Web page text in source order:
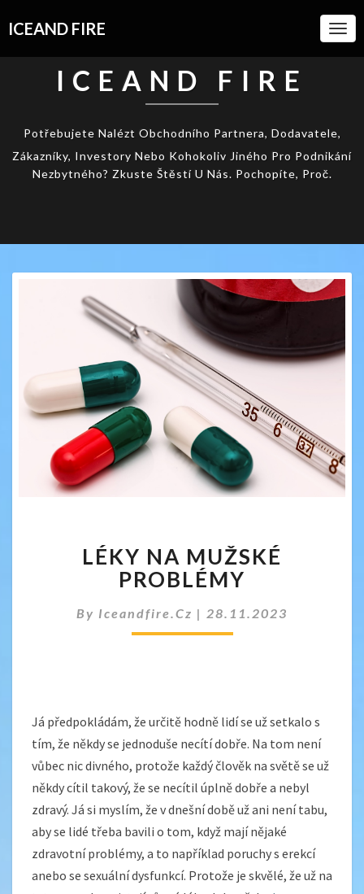
ICEAND FIRE
ICEAND FIRE
Potřebujete Nalézt Obchodního Partnera, Dodavatele,
Zákazníky, Investory Nebo Kohokoliv Jiného Pro Podnikání
Nezbytného? Zkuste Štěstí U Nás. Pochopíte, Proč.
NA
MUŽSKÉ
PROBLÉMY
LÉKY NA MUŽSKÉ
PROBLÉMY
By Iceandfire.cz | 28.11.2023
Já předpokládám, že určitě hodně lidí se už setkalo s
tím, že někdy se jednoduše necítí dobře. Na tom není
vůbec nic divného, protože každý člověk na světě se už
někdy cítil takový, že se necítil úplně dobře a nebyl
zdravý. Já si myslím, že v dnešní době už ani není tabu,
aby se lidé třeba bavili o tom, když mají nějaké
zdravotní problémy, a to například poruchy s erekcí
anebo se sexuální dysfunkcí. Protože je skvělé, že už na